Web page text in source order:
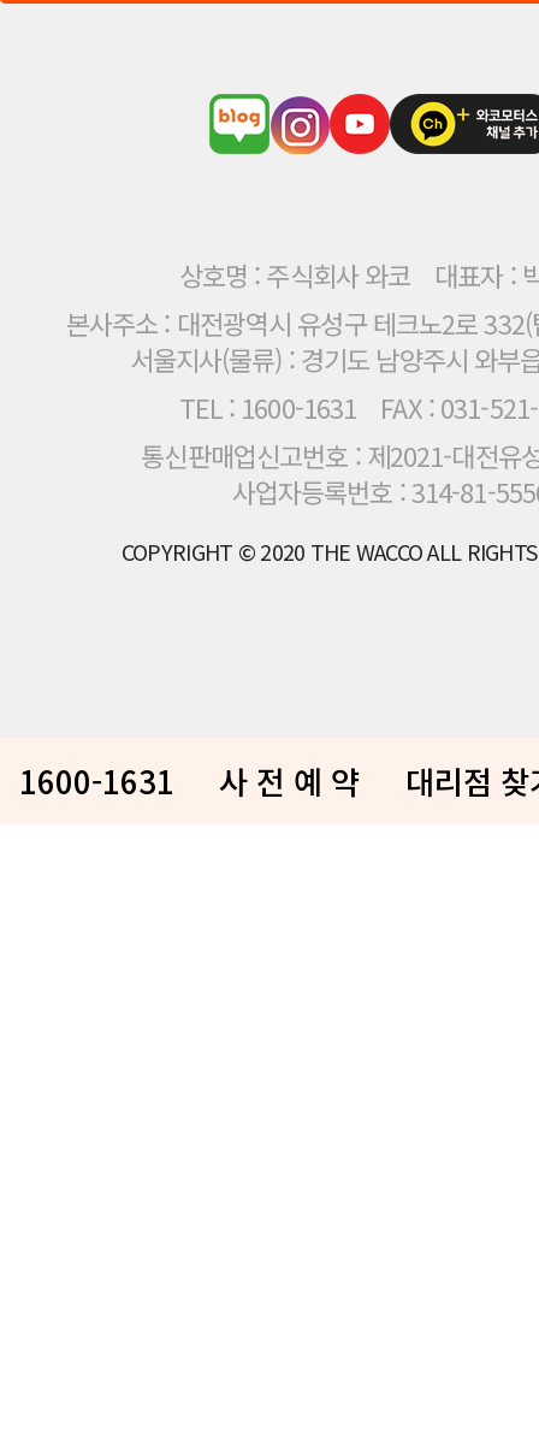
상호명 : 주식회사 와코
대표자 :
본사주소 : 대전광역시 유성구 테크노2로
서울지사(물류) : 경기도 남양주시 와부
TEL : 1600-1631
FAX : 031-
통신판매업신고번호 : 제2021-대전유
사업자등록번호 : 314-81-
COPYRIGHT © 2020 THE WACCO ALL
1600-1631 사 전 예 약 대리점 찾